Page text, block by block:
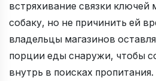
встряхивание связки ключей
собаку, но не причинить ей
владельцы магазинов
порции еды снаружи, чтобы
внутрь в поисках